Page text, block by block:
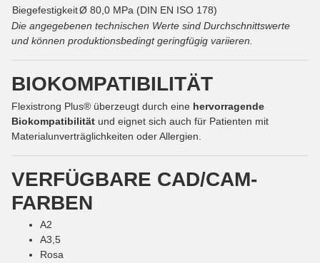
BiegefestigkeitØ 80,0 MPa (DIN EN ISO 178)
Die angegebenen technischen Werte sind Durchschnittswerte
und können produktionsbedingt geringfügig variieren.
BIOKOMPATIBILITÄT
Flexistrong Plus® überzeugt durch eine hervorragende
Biokompatibilität und eignet sich auch für Patienten mit
Materialunverträglichkeiten oder Allergien.
VERFÜGBARE CAD/CAM-
FARBEN
A2
A3,5
Rosa